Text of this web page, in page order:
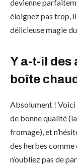
devienne
éloignez pas trop,
délicieuse magie
Y a-t-il des
boîte
Absolument ! Voici
de bonne qualité
fromage), et
des herbes comme
n’oubliez pas de